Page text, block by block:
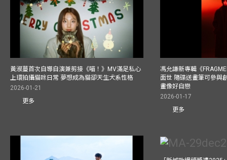
黃淑蔓首次自導自演兼剪接《喵！》MV滿足私心
上環拍攝貓咪日常 夢想成為貓卻天生犬系性格
2026-01-21
更多
馮允謙新專輯《
面世 隨碟送畫筆可參與
畫像好自戀
2026-01-17
更多